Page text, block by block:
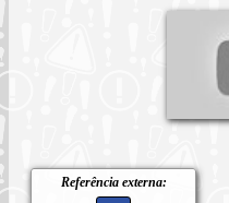
Referência externa: